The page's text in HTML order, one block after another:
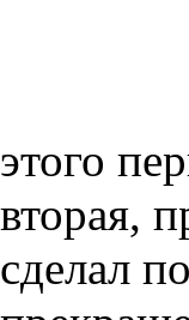
этого
вторая,
сделал